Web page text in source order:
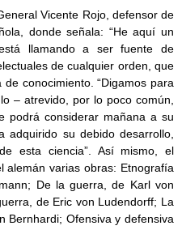
Vicente Rojo, defensor de
donde señala: “He aquí un
llamando a ser fuente de
de cualquier orden, que
conocimiento. “Digamos para
– atrevido, por lo poco común,
podrá considerar mañana a su
adquirido su debido desarrollo,
esta ciencia”. Así mismo, el
alemán varias obras: Etnografía
De la guerra, de Karl von
de Eric von Ludendorff; La
Bernhardi; Ofensiva y defensiva